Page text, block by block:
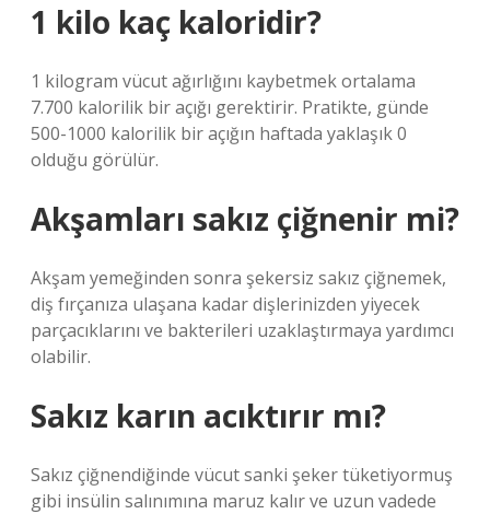
1 kilo kaç kaloridir?
1 kilogram vücut ağırlığını kaybetmek ortalama
7.700 kalorilik bir açığı gerektirir. Pratikte, günde
500-1000 kalorilik bir açığın haftada yaklaşık 0
olduğu görülür.
Akşamları sakız çiğnenir mi?
Akşam yemeğinden sonra şekersiz sakız çiğnemek,
diş fırçanıza ulaşana kadar dişlerinizden yiyecek
parçacıklarını ve bakterileri uzaklaştırmaya yardımcı
olabilir.
Sakız karın acıktırır mı?
Sakız çiğnendiğinde vücut sanki şeker tüketiyormuş
gibi insülin salınımına maruz kalır ve uzun vadede